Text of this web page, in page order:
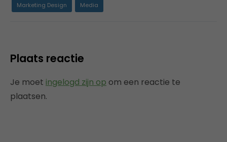
Marketing Design Media
Plaats reactie
Je moet ingelogd zijn op om een reactie te
plaatsen.